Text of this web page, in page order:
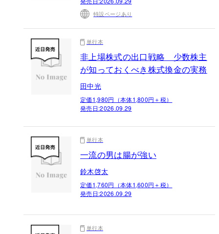
特設ページあり
単行本
非上場株式の出口戦略 少数株主
が知っておくべき株式換金の実務
田中光
定価1,980円（本体1,800円＋税）
発売日:2026.09.29
単行本
一流の男は腸が強い
鈴木啓太
定価1,760円（本体1,600円＋税）
発売日:2026.09.29
単行本